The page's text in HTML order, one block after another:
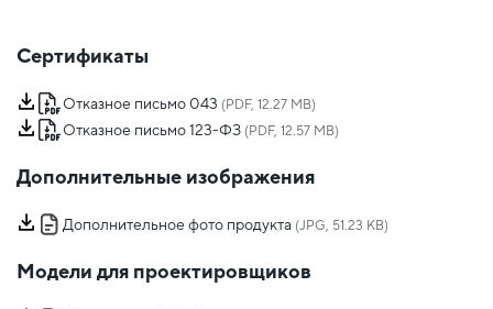
Сертификаты
Отказное письмо 043 (PDF, 12.27 MB)
Отказное письмо 123-ФЗ (PDF, 12.57 MB)
Дополнительные изображения
Дополнительное фото продукта (JPG, 51.23 KB)
Модели для проектировщиков